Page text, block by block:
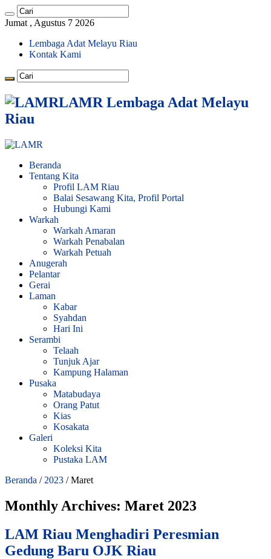
Jumat , Agustus 7 2026
Lembaga Adat Melayu Riau
Kontak Kami
LAMR Lembaga Adat Melayu
Riau
Beranda
Tentang Kita
Profil LAM Riau
Balai Sesawang Kita, Profil Portal
Hubungi Kami
Warkah
Warkah Amaran
Warkah Penabalan
Warkah Petuah
Anugerah
Pelantar
Gerai
Laman
Kabar
Syahdan
Hari Ini
Serambi
Telaah
Tunjuk Ajar
Kampung Halaman
Pusaka
Matabudaya
Orang Patut
Kias
Kosakata
Galeri
Koleksi Kita
Pustaka LAM
Beranda / 2023 / Maret
Monthly Archives: Maret 2023
LAM Riau Menghadiri Peresmian
Gedung Baru OJK Riau